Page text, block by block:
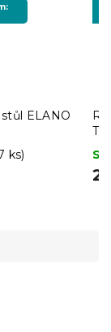
ELANO
ks)
2